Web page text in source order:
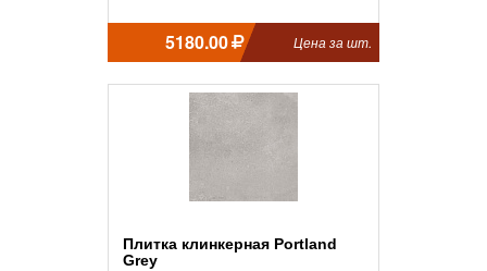
5180.00 Цена за шт.
Плитка клинкерная Portland
Grey